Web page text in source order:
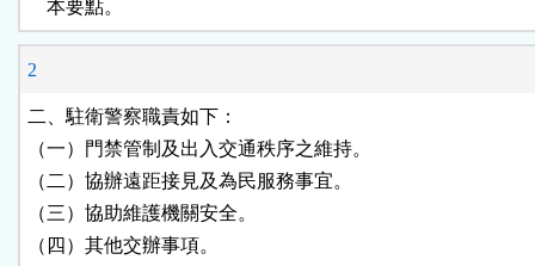
鈕
    本要點。
2
二、駐衛警察職責如下：
（一）門禁管制及出入交通秩序之維持。
（二）協辦遠距接見及為民服務事宜。
（三）協助維護機關安全。
（四）其他交辦事項。